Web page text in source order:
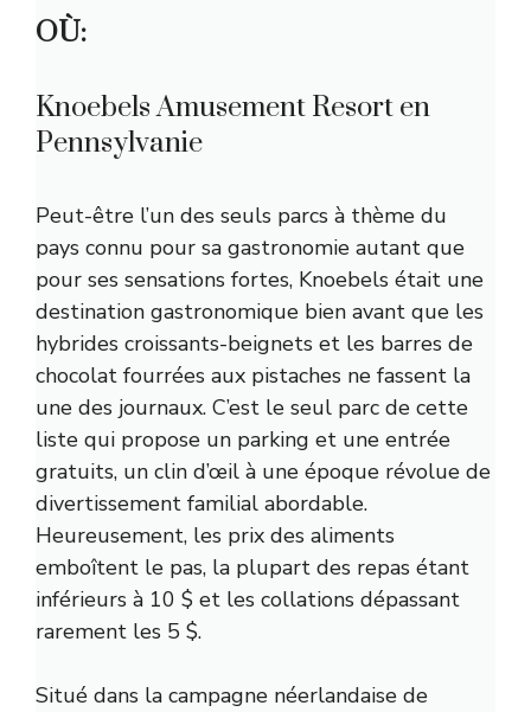
OÙ:
Knoebels Amusement Resort en
Pennsylvanie
Peut-être l’un des seuls parcs à thème du
pays connu pour sa gastronomie autant que
pour ses sensations fortes, Knoebels était une
destination gastronomique bien avant que les
hybrides croissants-beignets et les barres de
chocolat fourrées aux pistaches ne fassent la
une des journaux. C’est le seul parc de cette
liste qui propose un parking et une entrée
gratuits, un clin d’œil à une époque révolue de
divertissement familial abordable.
Heureusement, les prix des aliments
emboîtent le pas, la plupart des repas étant
inférieurs à 10 $ et les collations dépassant
rarement les 5 $.
Situé dans la campagne néerlandaise de